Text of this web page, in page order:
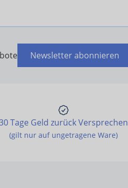
Newsletter abonnieren
Tage Geld zurück Versprechen
(gilt nur auf ungetragene Ware)